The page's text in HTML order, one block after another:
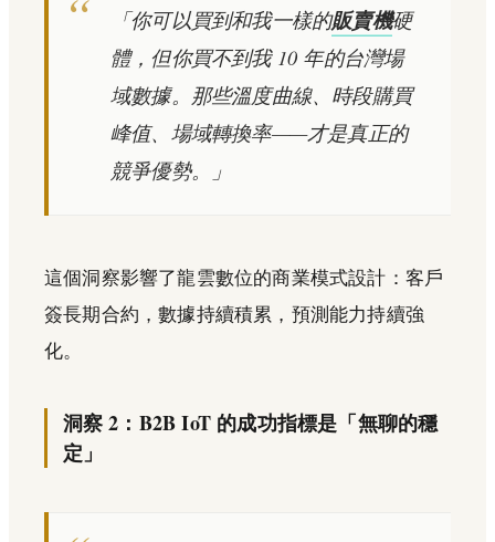
「你可以買到和我一樣的販賣機硬
體，但你買不到我 10 年的台灣場
域數據。那些溫度曲線、時段購買
峰值、場域轉換率——才是真正的
競爭優勢。」
這個洞察影響了龍雲數位的商業模式設計：客戶
簽長期合約，數據持續積累，預測能力持續強
化。
洞察 2：B2B IoT 的成功指標是「無聊的穩
定」